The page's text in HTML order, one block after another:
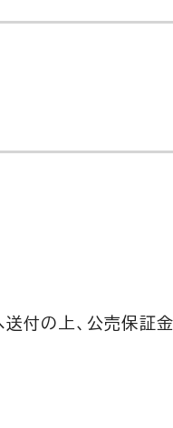
送付の上、公売保証